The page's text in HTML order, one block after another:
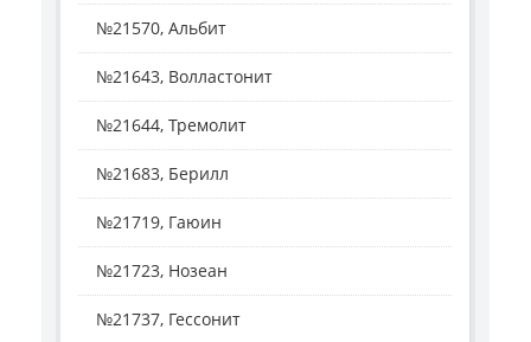
№21570, Альбит
№21643, Волластонит
№21644, Тремолит
№21683, Берилл
№21719, Гаюин
№21723, Нозеан
№21737, Гессонит